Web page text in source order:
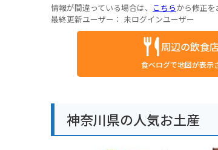
情報が間違っている場合は、 こちらから修正を
最終更新ユーザー： 未ログインユーザー
周辺の飲食
食べログで地図が表示
神奈川県の人気お土産